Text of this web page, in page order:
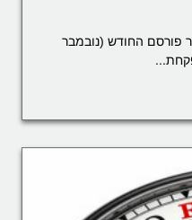
פורסם החודש (נובמבר